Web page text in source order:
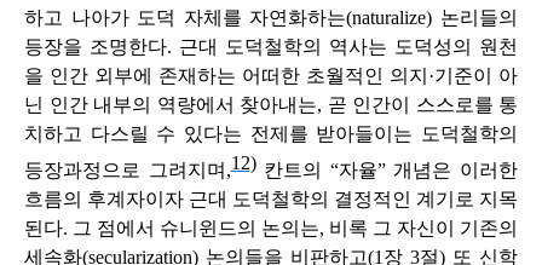
하고 나아가 도덕 자체를 자연화하는(naturalize) 논리들의
등장을 조명한다. 근대 도덕철학의 역사는 도덕성의 원천
을 인간 외부에 존재하는 어떠한 초월적인 의지·기준이 아
닌 인간 내부의 역량에서 찾아내는, 곧 인간이 스스로를 통
치하고 다스릴 수 있다는 전제를 받아들이는 도덕철학의
등장과정으로 그려지며,12) 칸트의 “자율” 개념은 이러한
흐름의 후계자이자 근대 도덕철학의 결정적인 계기로 지목
된다. 그 점에서 슈니윈드의 논의는, 비록 그 자신이 기존의
세속화(secularization) 논의들을 비판하고(1장 3절) 또 신학